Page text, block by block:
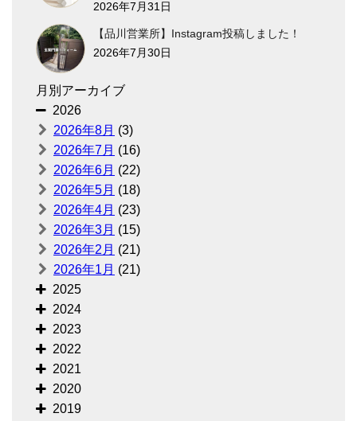
2026年7月31日
【品川営業所】Instagram投稿しました！
2026年7月30日
月別アーカイブ
2026
2026年8月 (3)
2026年7月 (16)
2026年6月 (22)
2026年5月 (18)
2026年4月 (23)
2026年3月 (15)
2026年2月 (21)
2026年1月 (21)
2025
2024
2023
2022
2021
2020
2019